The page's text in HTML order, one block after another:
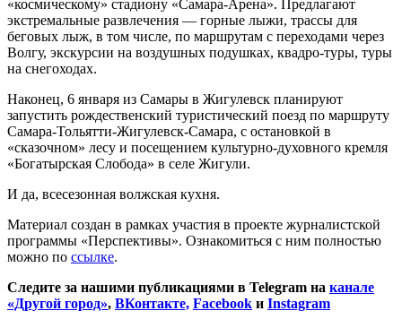
«космическому» стадиону «Самара-Арена». Предлагают
экстремальные развлечения — горные лыжи, трассы для
беговых лыж, в том числе, по маршрутам с переходами через
Волгу, экскурсии на воздушных подушках, квадро-туры, туры
на снегоходах.
Наконец, 6 января из Самары в Жигулевск планируют
запустить рождественский туристический поезд по маршруту
Самара-Тольятти-Жигулевск-Самара, с остановкой в
«сказочном» лесу и посещением культурно-духовного кремля
«Богатырская Слобода» в селе Жигули.
И да, всесезонная волжская кухня.
Материал создан в рамках участия в проекте журналистской
программы «Перспективы». Ознакомиться с ним полностью
можно по ссылке.
Следите за нашими публикациями в Telegram на канале
«Другой город», ВКонтакте, Facebook и Instagram